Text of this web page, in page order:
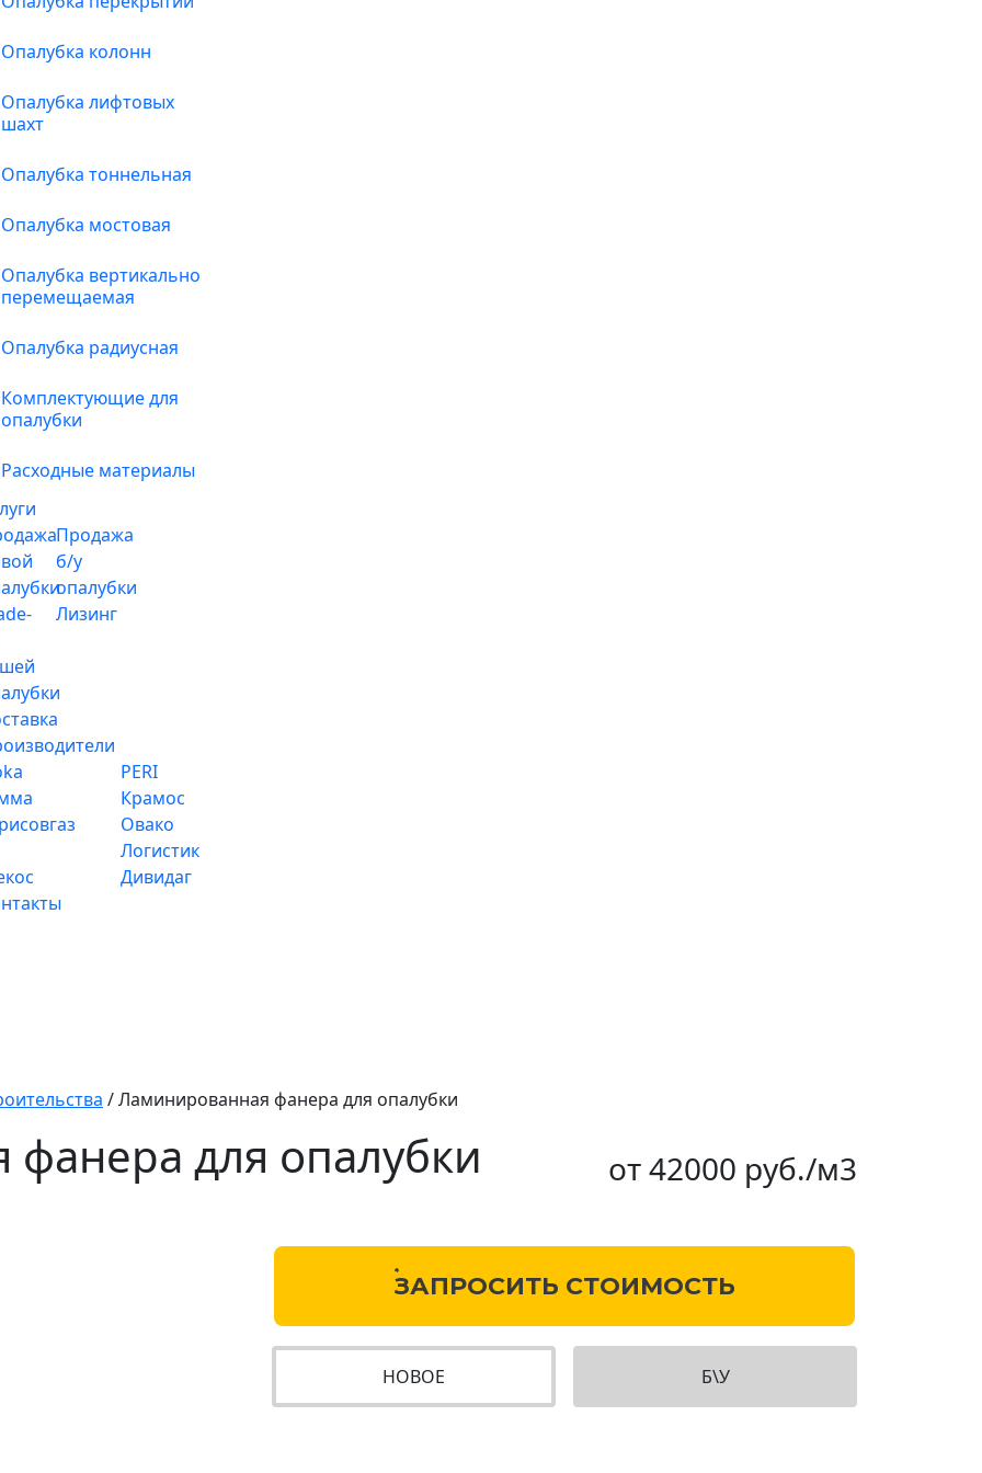
Опалубка колонн
Опалубка лифтовых
шахт
Опалубка тоннельная
Опалубка мостовая
Опалубка вертикально
перемещаемая
Опалубка радиусная
Комплектующие для
опалубки
Расходные материалы
Продажа
б/у
опалубки
Лизинг
PERI
Крамос
Овако
Логистик
Дивидаг
/Ламинированная фанера для опалубки
для опалубки от 42000 руб./м3
ЗАПРОСИТЬ СТОИМОСТЬ
НОВОЕ Б\У